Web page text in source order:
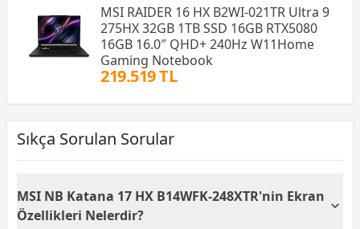
MSI RAIDER 16 HX B2WI-021TR Ultra 9
275HX 32GB 1TB SSD 16GB RTX5080
16GB 16.0″ QHD+ 240Hz W11Home
Gaming Notebook
219.519 TL
Sıkça Sorulan Sorular
MSI NB Katana 17 HX B14WFK-248XTR'nin Ekran
Özellikleri Nelerdir?